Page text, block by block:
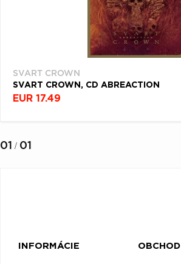
SVART CROWN
SVART CROWN, CD ABREACTION
EUR 17.49
01 / 01
INFORMÁCIE OBCHOD